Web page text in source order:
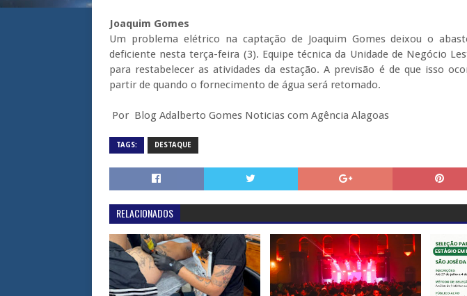
Joaquim Gomes
Um problema elétrico na captação de Joaquim Gomes deixou o
deficiente nesta terça-feira (3). Equipe técnica da Unidade de Negócio
para restabelecer as atividades da estação. A previsão é de que isso
partir de quando o fornecimento de água será retomado.
Por Blog Adalberto Gomes Noticias com Agência Alagoas
TAGS: DESTAQUE
RELACIONADOS